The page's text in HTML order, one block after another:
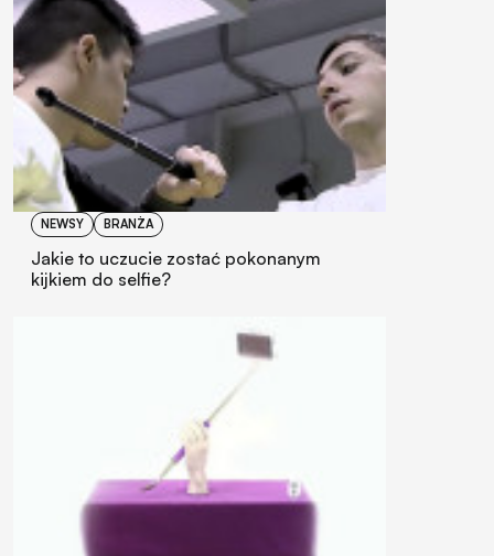
NEWSY BRANŻA
Jakie to uczucie zostać pokonanym
kijkiem do selfie?